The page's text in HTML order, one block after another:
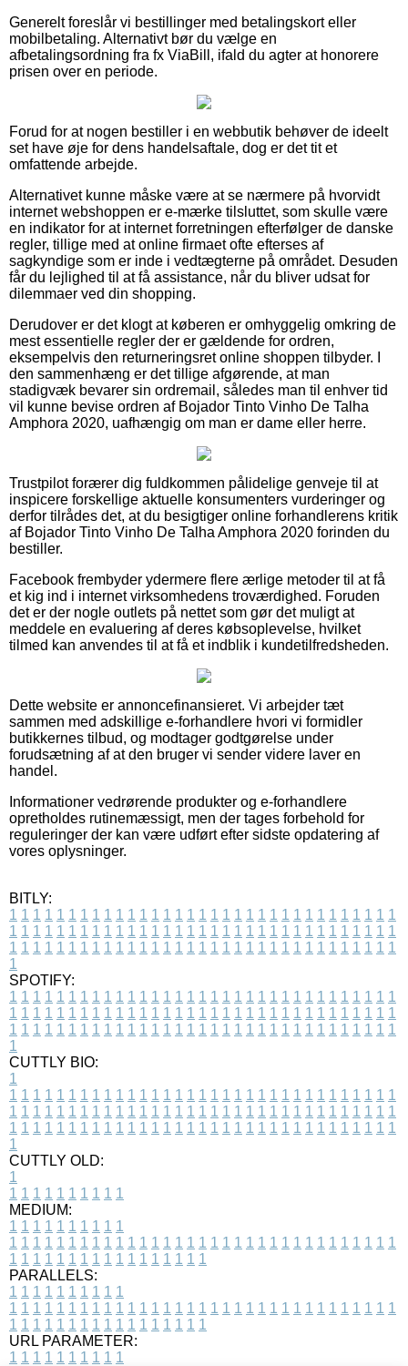
Generelt foreslår vi bestillinger med betalingskort eller
mobilbetaling. Alternativt bør du vælge en
afbetalingsordning fra fx ViaBill, ifald du agter at honorere
prisen over en periode.
Forud for at nogen bestiller i en webbutik behøver de ideelt
set have øje for dens handelsaftale, dog er det tit et
omfattende arbejde.
Alternativet kunne måske være at se nærmere på hvorvidt
internet webshoppen er e-mærke tilsluttet, som skulle være
en indikator for at internet forretningen efterfølger de danske
regler, tillige med at online firmaet ofte efterses af
sagkyndige som er inde i vedtægterne på området. Desuden
får du lejlighed til at få assistance, når du bliver udsat for
dilemmaer ved din shopping.
Derudover er det klogt at køberen er omhyggelig omkring de
mest essentielle regler der er gældende for ordren,
eksempelvis den returneringsret online shoppen tilbyder. I
den sammenhæng er det tillige afgørende, at man
stadigvæk bevarer sin ordremail, således man til enhver tid
vil kunne bevise ordren af Bojador Tinto Vinho De Talha
Amphora 2020, uafhængig om man er dame eller herre.
Trustpilot forærer dig fuldkommen pålidelige genveje til at
inspicere forskellige aktuelle konsumenters vurderinger og
derfor tilrådes det, at du besigtiger online forhandlerens kritik
af Bojador Tinto Vinho De Talha Amphora 2020 forinden du
bestiller.
Facebook frembyder ydermere flere ærlige metoder til at få
et kig ind i internet virksomhedens troværdighed. Foruden
det er der nogle outlets på nettet som gør det muligt at
meddele en evaluering af deres købsoplevelse, hvilket
tilmed kan anvendes til at få et indblik i kundetilfredsheden.
Dette website er annoncefinansieret. Vi arbejder tæt
sammen med adskillige e-forhandlere hvori vi formidler
butikkernes tilbud, og modtager godtgørelse under
forudsætning af at den bruger vi sender videre laver en
handel.
Informationer vedrørende produkter og e-forhandlere
opretholdes rutinemæssigt, men der tages forbehold for
reguleringer der kan være udført efter sidste opdatering af
vores oplysninger.
BITLY:
1 1 1 1 1 1 1 1 1 1 1 1 1 1 1 1 1 1 1 1 1 1 1 1 1 1 1 1 1 1 1 1 1
1 1 1 1 1 1 1 1 1 1 1 1 1 1 1 1 1 1 1 1 1 1 1 1 1 1 1 1 1 1 1 1 1
1 1 1 1 1 1 1 1 1 1 1 1 1 1 1 1 1 1 1 1 1 1 1 1 1 1 1 1 1 1 1 1 1
1
SPOTIFY:
1 1 1 1 1 1 1 1 1 1 1 1 1 1 1 1 1 1 1 1 1 1 1 1 1 1 1 1 1 1 1 1 1
1 1 1 1 1 1 1 1 1 1 1 1 1 1 1 1 1 1 1 1 1 1 1 1 1 1 1 1 1 1 1 1 1
1 1 1 1 1 1 1 1 1 1 1 1 1 1 1 1 1 1 1 1 1 1 1 1 1 1 1 1 1 1 1 1 1
1
CUTTLY BIO:
1
1 1 1 1 1 1 1 1 1 1 1 1 1 1 1 1 1 1 1 1 1 1 1 1 1 1 1 1 1 1 1 1 1
1 1 1 1 1 1 1 1 1 1 1 1 1 1 1 1 1 1 1 1 1 1 1 1 1 1 1 1 1 1 1 1 1
1 1 1 1 1 1 1 1 1 1 1 1 1 1 1 1 1 1 1 1 1 1 1 1 1 1 1 1 1 1 1 1 1
1
CUTTLY OLD:
1
1 1 1 1 1 1 1 1 1 1
MEDIUM:
1 1 1 1 1 1 1 1 1 1
1 1 1 1 1 1 1 1 1 1 1 1 1 1 1 1 1 1 1 1 1 1 1 1 1 1 1 1 1 1 1 1 1
1 1 1 1 1 1 1 1 1 1 1 1 1 1 1 1 1
PARALLELS:
1 1 1 1 1 1 1 1 1 1
1 1 1 1 1 1 1 1 1 1 1 1 1 1 1 1 1 1 1 1 1 1 1 1 1 1 1 1 1 1 1 1 1
1 1 1 1 1 1 1 1 1 1 1 1 1 1 1 1 1
URL PARAMETER:
1 1 1 1 1 1 1 1 1 1